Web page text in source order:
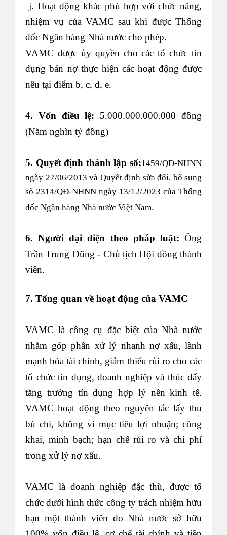
j. Hoạt động khác phù hợp với chức năng,
nhiệm vụ của VAMC sau khi được Thống
đốc Ngân hàng Nhà nước cho phép.
VAMC được ủy quyền cho các tổ chức tín
dụng bán nợ thực hiện các hoạt động được
nêu tại điểm b, c, d, e.
4. Vốn điều lệ: 5.000.000.000.000 đồng
(Năm nghìn tỷ đồng)
5. Quyết định thành lập số:1459/QĐ-NHNN
ngày 27/06/2013 và Quyết định sửa đổi, bổ sung
số 2314/QĐ-NHNN ngày 13/12/2023 của Thống
đốc Ngân hàng Nhà nước Việt Nam.
6. Người đại diện theo pháp luật: Ông
Trần Trung Dũng - Chủ tịch Hội đồng thành
viên.
7. Tổng quan về hoạt động của VAMC
VAMC là công cụ đặc biệt của Nhà nước
nhằm góp phần xử lý nhanh nợ xấu, lành
mạnh hóa tài chính, giảm thiểu rủi ro cho các
tổ chức tín dụng, doanh nghiệp và thúc đẩy
tăng trưởng tín dụng hợp lý nền kinh tế.
VAMC hoạt động theo nguyên tắc lấy thu
bù chi, không vì mục tiêu lợi nhuận; công
khai, minh bạch; hạn chế rủi ro và chi phí
trong xử lý nợ xấu.
VAMC là doanh nghiệp đặc thù, được tổ
chức dưới hình thức công ty trách nhiệm hữu
hạn một thành viên do Nhà nước sở hữu